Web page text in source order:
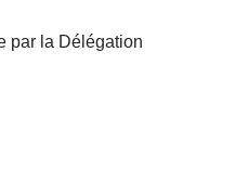
par la Délégation